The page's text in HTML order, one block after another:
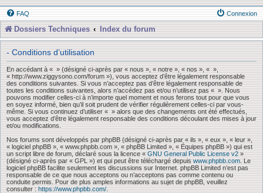
FAQ Connexion
Dossiers Techniques Index du forum
- Conditions d’utilisation
En accédant à « » (désigné ci-après par « nous », « notre », « nos », « »,
« http://www.ziggysono.com/forum »), vous acceptez d’être légalement responsable
des conditions suivantes. Si vous n’acceptez pas d’être légalement responsable de
toutes les conditions suivantes, alors n’accédez pas et/ou n’utilisez pas « ». Nous
pouvons modifier celles-ci à n’importe quel moment et nous ferons tout pour que vous
en soyez informé, bien qu’il soit prudent de vérifier régulièrement celles-ci par vous-
même. Si vous continuez d’utiliser « » alors que des changements ont été effectués,
vous acceptez d’être légalement responsable des conditions découlant des mises à jour
et/ou modifications.
Nos forums sont développés par phpBB (désigné ci-après par « ils », « eux », « leur »,
« logiciel phpBB », « www.phpbb.com », « phpBB Limited », « Équipes phpBB ») qui est
un script libre de forum, déclaré sous la licence « GNU General Public License v2 »
(désigné ci-après par « GPL ») et qui peut être téléchargé depuis www.phpbb.com . Le
logiciel phpBB facilite seulement les discussions sur Internet. phpBB Limited n’est pas
responsable de ce que nous acceptons ou n’acceptons pas comme contenu ou
conduite permis. Pour de plus amples informations au sujet de phpBB, veuillez
consulter : https://www.phpbb.com/